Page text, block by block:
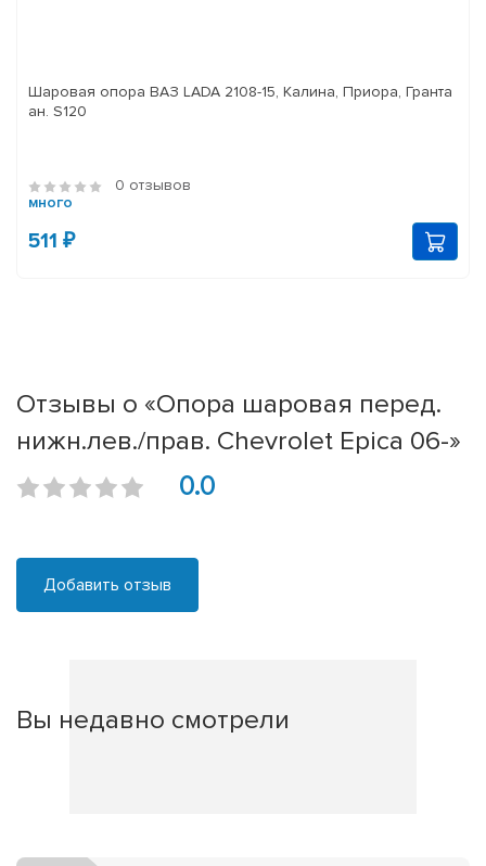
Шаровая опора ВАЗ LADA 2108-15, Калина, Приора, Гранта
ан. S120
0 отзывов
много
511 ₽
Отзывы о «Опора шаровая перед.
нижн.лев./прав. Chevrolet Epica 06-»
0.0
Добавить отзыв
Вы недавно смотрели